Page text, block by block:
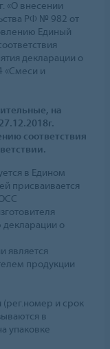
«О внесении
РФ № 982 от
Единый
декларации о
«Смеси и
на
соответствия
в Едином
присваивается
декларации о
является
продукции
(рег.номер и срок
в
упаковке